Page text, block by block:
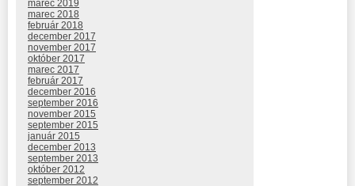
marec 2019
marec 2018
február 2018
december 2017
november 2017
október 2017
marec 2017
február 2017
december 2016
september 2016
november 2015
september 2015
január 2015
december 2013
september 2013
október 2012
september 2012